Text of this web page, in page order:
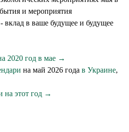
и мероприятия
вклад в ваше будущее и будущее
2020 год в мае →
на май 2026 года в Украине,
на этот год →